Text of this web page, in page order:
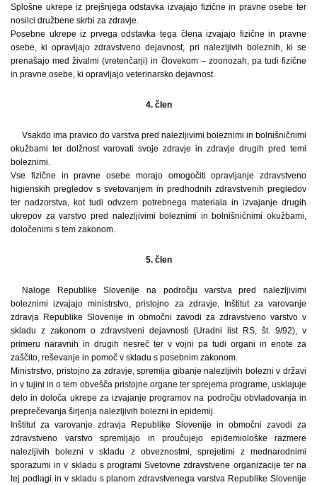
Splošne ukrepe iz prejšnjega odstavka izvajajo fizične in pravne osebe ter
nosilci družbene skrbi za zdravje.
Posebne ukrepe iz prvega odstavka tega člena izvajajo fizične in pravne
osebe, ki opravljajo zdravstveno dejavnost, pri nalezljivih boleznih, ki se
prenašajo med živalmi (vretenčarji) in človekom – zoonozah, pa tudi fizične
in pravne osebe, ki opravljajo veterinarsko dejavnost.
4. člen
Vsakdo ima pravico do varstva pred nalezljivimi boleznimi in bolnišničnimi
okužbami ter dolžnost varovati svoje zdravje in zdravje drugih pred temi
boleznimi.
Vse fizične in pravne osebe morajo omogočiti opravljanje zdravstveno
higienskih pregledov s svetovanjem in predhodnih zdravstvenih pregledov
ter nadzorstva, kot tudi odvzem potrebnega materiala in izvajanje drugih
ukrepov za varstvo pred nalezljivimi boleznimi in bolnišničnimi okužbami,
določenimi s tem zakonom.
5. člen
Naloge Republike Slovenije na področju varstva pred nalezljivimi
boleznimi izvajajo ministrstvo, pristojno za zdravje, Inštitut za varovanje
zdravja Republike Slovenije in območni zavodi za zdravstveno varstvo v
skladu z zakonom o zdravstveni dejavnosti (Uradni list RS, št. 9/92), v
primeru naravnih in drugih nesreč ter v vojni pa tudi organi in enote za
zaščito, reševanje in pomoč v skladu s posebnim zakonom.
Ministrstvo, pristojno za zdravje, spremlja gibanje nalezljivih bolezni v državi
in v tujini in o tem obvešča pristojne organe ter sprejema programe, usklajuje
delo in določa ukrepe za izvajanje programov na področju obvladovanja in
preprečevanja širjenja nalezljivih bolezni in epidemij.
Inštitut za varovanje zdravja Republike Slovenije in območni zavodi za
zdravstveno varstvo spremljajo in proučujejo epidemiološke razmere
nalezljivih bolezni v skladu z obveznostmi, sprejetimi z mednarodnimi
sporazumi in v skladu s programi Svetovne zdravstvene organizacije ter na
tej podlagi in v skladu s planom zdravstvenega varstva Republike Slovenije